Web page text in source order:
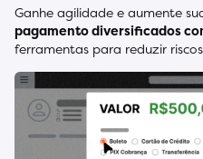
Ganhe agilidade e aumente
pagamento diversificados
ferramentas para reduzir